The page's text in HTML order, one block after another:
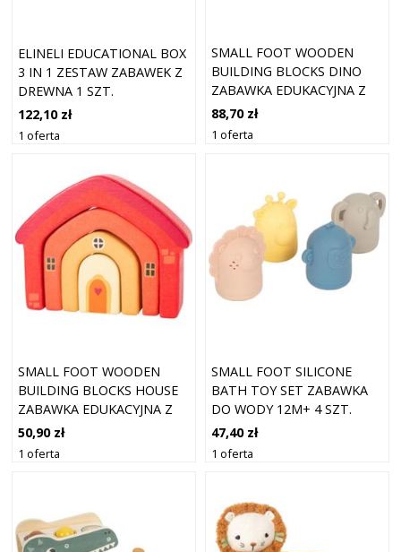
ELINELI EDUCATIONAL BOX
3 IN 1 ZESTAW ZABAWEK Z
DREWNA 1 SZT.
122,10 zł
1 oferta
SMALL FOOT WOODEN
BUILDING BLOCKS DINO
ZABAWKA EDUKACYJNA Z
DREWNA 12 M+ 34 SZT.
88,70 zł
1 oferta
SMALL FOOT WOODEN
BUILDING BLOCKS HOUSE
ZABAWKA EDUKACYJNA Z
DREWNA 12 M+ 4 SZT.
50,90 zł
1 oferta
SMALL FOOT SILICONE
BATH TOY SET ZABAWKA
DO WODY 12M+ 4 SZT.
47,40 zł
1 oferta